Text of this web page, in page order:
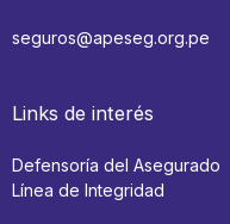
seguros@apeseg.org.pe
Links de interés
Defensoría del Asegurado
Línea de Integridad